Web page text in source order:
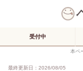
受付中
本ペ
最終更新日：2026/08/05